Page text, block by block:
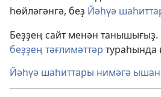
һөйләгәнгә, беҙ Йәһүә
Беҙҙең сайт менән танышығыҙ.
беҙҙең тәғлимәттәр тураһында
Йәһүә шаһиттары нимәгә